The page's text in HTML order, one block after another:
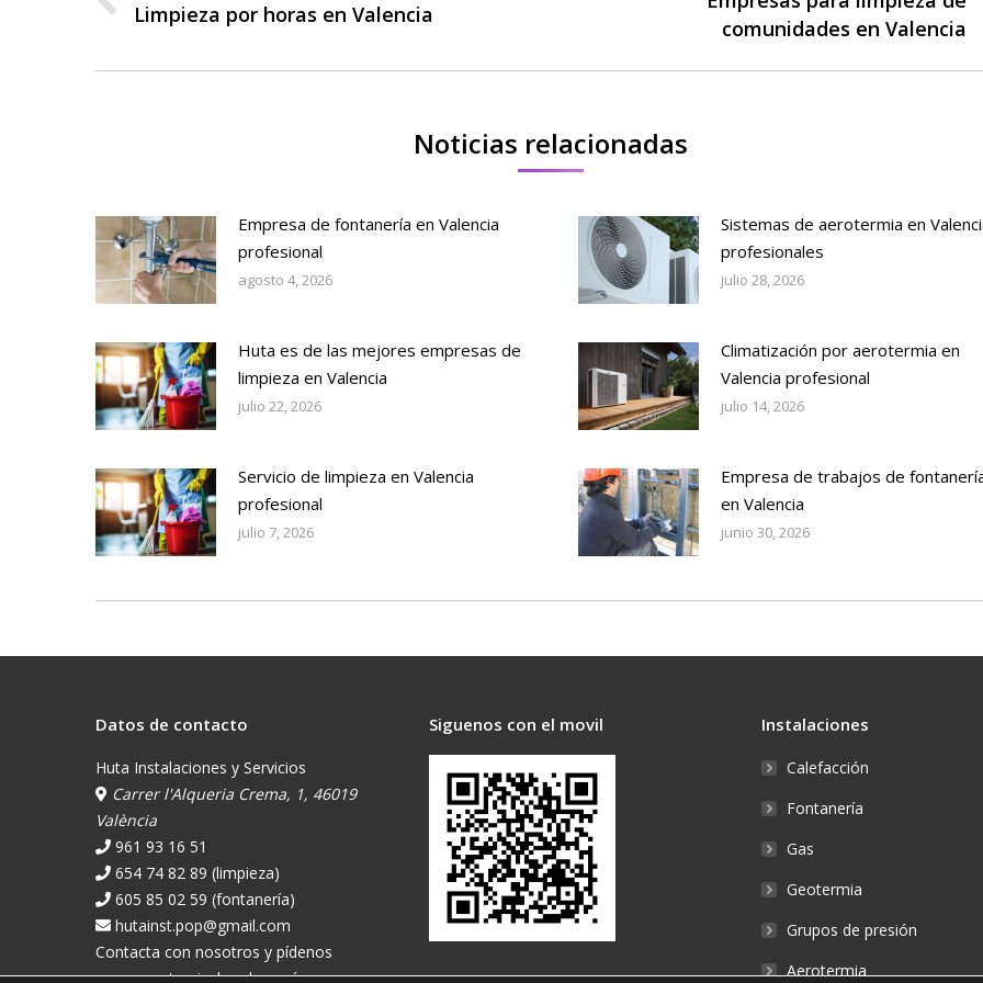
Publicación
Limpieza por horas en Valencia
comunidades en Valencia
Noticias relacionadas
Empresa de fontanería en Valencia
profesional
agosto 4, 2026
Sistemas de aerotermia en
profesionales
julio 28, 2026
Huta es de las mejores empresas de
limpieza en Valencia
julio 22, 2026
Climatización por aerotermia en
Valencia profesional
julio 14, 2026
Servicio de limpieza en Valencia
profesional
julio 7, 2026
Empresa de trabajos de
en Valencia
junio 30, 2026
Datos de contacto
Huta Instalaciones y Servicios
Carrer l'Alqueria Crema, 1, 46019
València
961 93 16 51
654 74 82 89 (limpieza)
605 85 02 59 (fontanería)
hutainst.pop@gmail.com
Contacta con nosotros y pídenos
presupuesto pinchando aquí
Siguenos con el movil Instalaciones
Calefacción
Fontanería
Gas
Geotermia
Grupos de presión
Aerotermia